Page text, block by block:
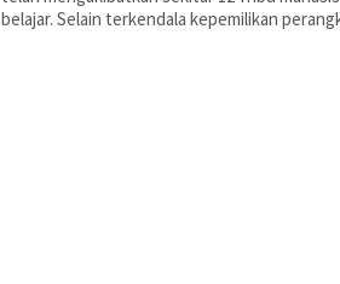
belajar. Selain terkendala kepemilikan